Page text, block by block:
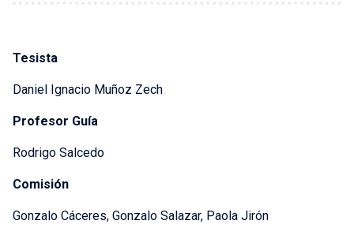
Tesista
Daniel Ignacio Muñoz Zech
Profesor Guía
Rodrigo Salcedo
Comisión
Gonzalo Cáceres, Gonzalo Salazar, Paola Jirón